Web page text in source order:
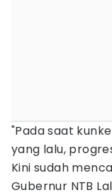
"Pada saat
yang lalu,
Kini sudah
Gubernur NTB